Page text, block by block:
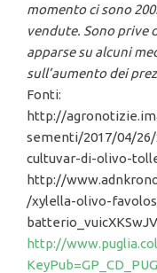
momento ci sono
vendute. Sono prive
apparse su alcuni
sull’aumento dei
Fonti:
http://
sementi/2017/04/
cultuvar-di-olivo-
http://
/xylella-olivo-
http://